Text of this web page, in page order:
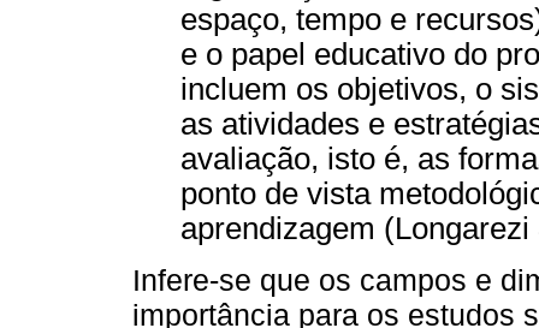
espaço, tempo e
e o papel educativo do
incluem os objetivos, o
as atividades e
avaliação, isto é, as
ponto de vista
aprendizagem
Infere-se que os campos e
importância para os estudos